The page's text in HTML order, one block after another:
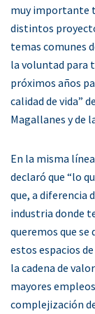
muy importante
distintos
temas comunes
la voluntad para
próximos años
calidad de vida”
Magallanes y de
En la misma
declaró que “lo
que, a diferencia
industria donde
queremos que se
estos espacios
la cadena de
mayores
complejización